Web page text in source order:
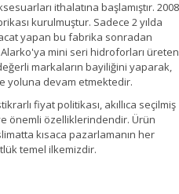
ithalatına başlamıştır. 2008
kurulmuştur. Sadece 2 yılda
yapan bu fabrika sonradan
mini seri hidroforları üreten
markaların bayiliğini yaparak,
yoluna devam etmektedir.
fiyat politikası, akıllıca seçilmiş
önemli özelliklerindendir. Ürün
kısaca pazarlamanın her
temel ilkemizdir.